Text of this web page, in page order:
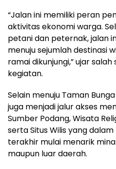
“Jalan ini memiliki peran
aktivitas ekonomi warga.
petani dan peternak, jalan
menuju sejumlah destinasi
ramai dikunjungi,” ujar
kegiatan.
Selain menuju Taman
juga menjadi jalur akses
Sumber Podang, Wisata
serta Situs Wilis yang
terakhir mulai menarik
maupun luar daerah.